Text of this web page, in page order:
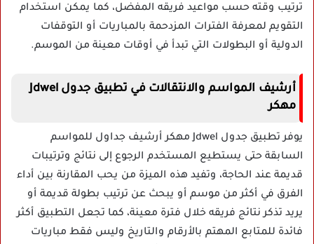
ترتيب وقته حسب مواعيد فريقه المفضل، كما يمكن استخدام
التقويم لمعرفة الفترات المزدحمة بالمباريات أو التوقفات
الدولية أو البطولات التي تبدأ في أوقات معينة من الموسم.
أرشيف المواسم والانتقالات في تطبيق جدول Jdwel
مهكر
يوفر تطبيق جدول Jdwel مهكر أرشيف جداول للمواسم
السابقة حتى يستطيع المستخدم الرجوع إلى نتائج وترتيبات
قديمة عند الحاجة، وتفيد هذه الميزة من يحب المقارنة بين أداء
الفرق في أكثر من موسم أو يبحث عن ترتيب بطولة قديمة أو
يريد تذكر نتائج فريقه خلال فترة معينة، كما تجعل التطبيق أكثر
فائدة للمتابع المهتم بالأرقام والتاريخ وليس فقط مباريات